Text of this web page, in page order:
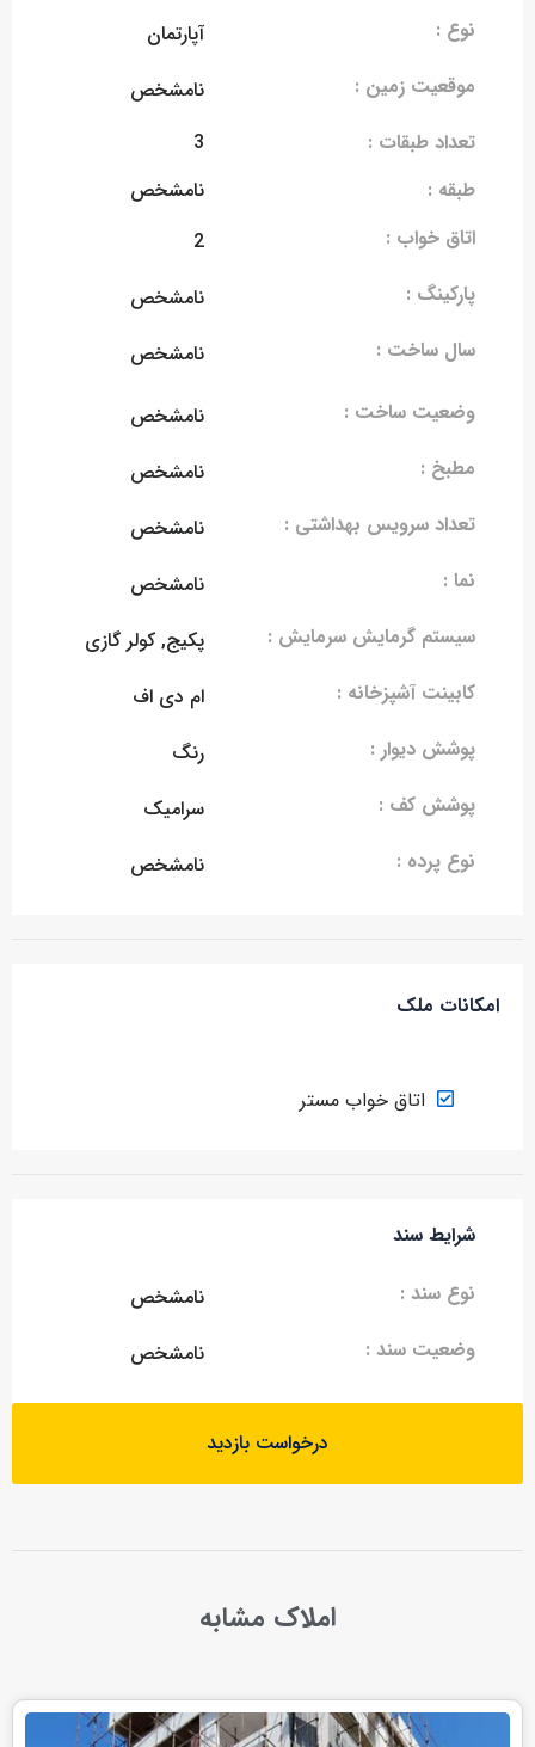
نوع :
آپارتمان
موقعیت زمین :
نامشخص
تعداد طبقات :
3
طبقه :
نامشخص
اتاق خواب :
2
پارکینگ :
نامشخص
سال ساخت :
نامشخص
وضعیت ساخت :
نامشخص
مطبخ :
نامشخص
تعداد سرویس بهداشتی :
نامشخص
نما :
نامشخص
سیستم گرمایش سرمایش :
پکیج, کولر گازی
کابینت آشپزخانه :
ام دی اف
پوشش دیوار :
رنگ
پوشش کف :
سرامیک
نوع پرده :
نامشخص
امکانات ملک
اتاق خواب مستر
شرایط سند
نوع سند :
نامشخص
وضعیت سند :
نامشخص
درخواست بازدید
املاک مشابه